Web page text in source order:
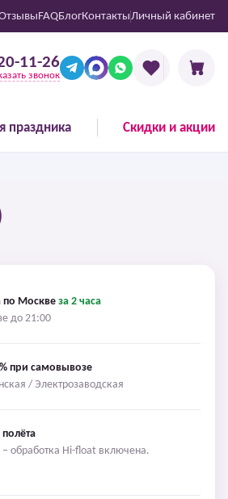
FAQБлогКонтактыЛичный кабинет
11-26
звонок
праздника Скидки и акции
по Москве за 2 часа
до 21:00
при самовывозе
/ Электрозаводская
полёта
– обработка Hi-float включена.